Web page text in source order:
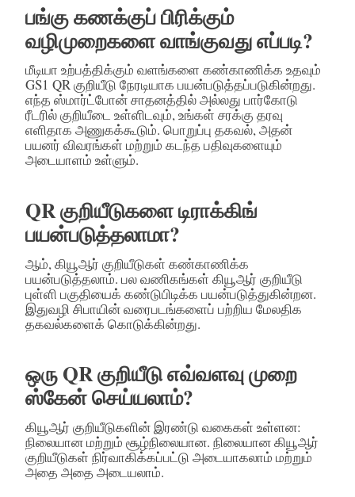
பங்கு கணக்குப் பிரிக்கும்
வழிமுறைகளை வாங்குவது எப்படி?
மீடியா உற்பத்திக்கும் வளங்களை கண்காணிக்க உதவும்
GS1 QR குறியீடு நேரடியாக பயன்படுத்தப்படுகின்றது.
எந்த ஸ்மார்ட்போன் சாதனத்தில் அல்லது பார்கோடு
ரீடரில் குறியீடை உள்ளிடவும், உங்கள் சரக்கு தரவு
எளிதாக அணுகக்கூடும். பொறுப்பு தகவல், அதன்
பயனர் விவரங்கள் மற்றும் கடந்த பதிவுகளையும்
அடையாளம் உள்ளும்.
QR குறியீடுகளை டிராக்கிங்
பயன்படுத்தலாமா?
ஆம், கியூஆர் குறியீடுகள் கண்காணிக்க
பயன்படுத்தலாம். பல வணிகங்கள் கியூஆர் குறியீடு
புள்ளி பகுதியைக் கண்டுபிடிக்க பயன்படுத்துகின்றன.
இதுவழி சிபாயின் வரைபடங்களைப் பற்றிய மேலதிக
தகவல்களைக் கொடுக்கின்றது.
ஒரு QR குறியீடு எவ்வளவு முறை
ஸ்கேன் செய்யலாம்?
கியூஆர் குறியீடுகளின் இரண்டு வகைகள் உள்ளன:
நிலையான மற்றும் சூழ்நிலையான. நிலையான கியூஆர்
குறியீடுகள் நிர்வாகிக்கப்பட்டு அடையாகலாம் மற்றும்
அதை அதை அடையலாம்.